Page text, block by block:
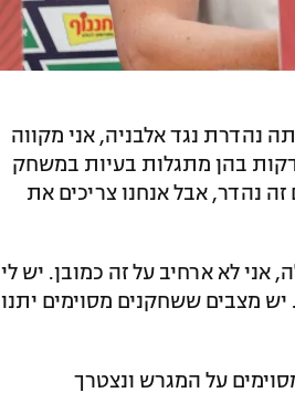
נהדרת נגד אלבניה, אני מקווה
דקות בהן מתגלות בעיות במשחק
נהדר, אבל אנחנו צריכים את
לא ארחיב על זה כמובן. יש לי
מצבים ששחקנים מסוימים יתנו
על המגרש ונצטרך